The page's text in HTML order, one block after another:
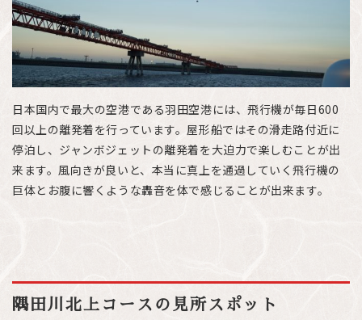
日本国内で最大の空港である羽田空港には、飛行機が毎日600
回以上の離発着を行っています。屋形船ではその滑走路付近に
停泊し、ジャンボジェットの離発着を大迫力で楽しむことが出
来ます。風向きが良いと、本当に真上を通過していく飛行機の
巨体とお腹に響くような轟音を体で感じることが出来ます。
隅田川北上コースの見所スポット